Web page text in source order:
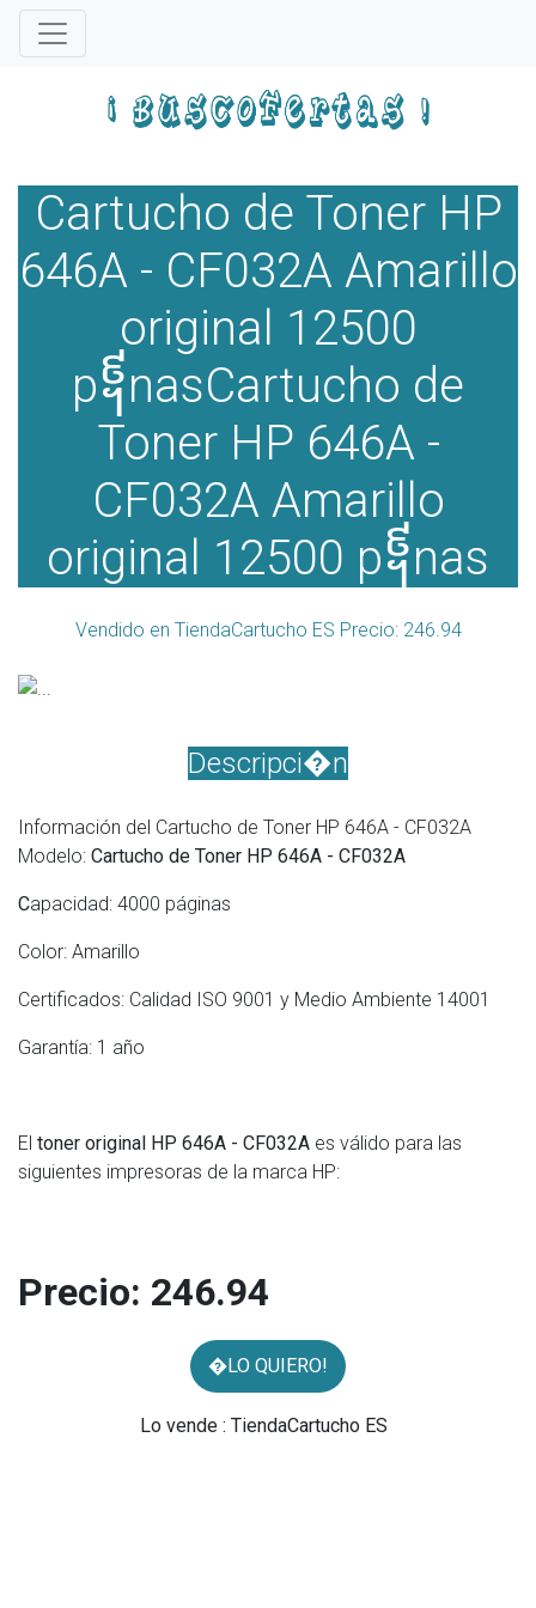
Cartucho de Toner HP
646A - CF032A Amarillo
original 12500
p᧩nasCartucho de
Toner HP 646A -
CF032A Amarillo
original 12500 p᧩nas
Vendido en TiendaCartucho ES Precio: 246.94
Descripci�n
Información del Cartucho de Toner HP 646A - CF032A
Modelo: Cartucho de Toner HP 646A - CF032A
Capacidad: 4000 páginas
Color: Amarillo
Certificados: Calidad ISO 9001 y Medio Ambiente 14001
Garantía: 1 año
El toner original HP 646A - CF032A es válido para las
siguientes impresoras de la marca HP:
Precio: 246.94
�LO QUIERO!
Lo vende : TiendaCartucho ES